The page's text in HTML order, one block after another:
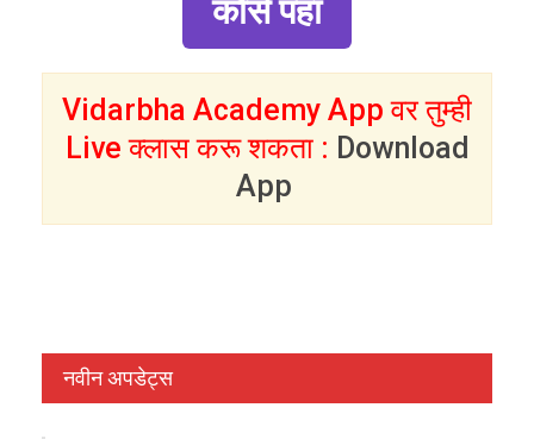
कोर्स पहा
Vidarbha Academy App वर तुम्ही
Live क्लास करू शकता : Download
App
नवीन अपडेट्स